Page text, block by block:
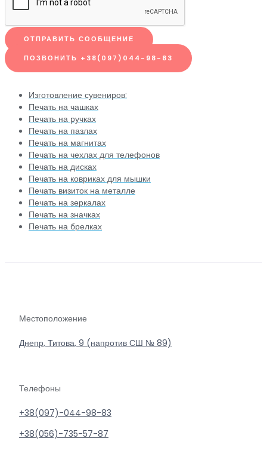
ОТПРАВИТЬ СООБЩЕНИЕ
ПОЗВОНИТЬ +38(097)044-98-83
Изготовление сувениров:
Печать на чашках
Печать на ручках
Печать на пазлах
Печать на магнитах
Печать на чехлах для телефонов
Печать на дисках
Печать на ковриках для мышки
Печать визиток на металле
Печать на зеркалах
Печать на значках
Печать на брелках
Местоположение
Днепр, Титова, 9 (напротив СШ № 89)
Телефоны
+38(097)-044-98-83
+38(056)-735-57-87